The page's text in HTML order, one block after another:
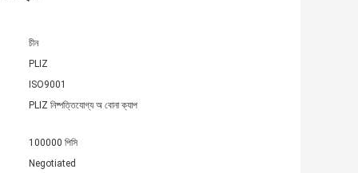
চীন
PLIZ
ISO9001
PLIZ নিষ্পত্তিযোগ্য অ বোনা ক্যাপ
100000 পিসি
Negotiated